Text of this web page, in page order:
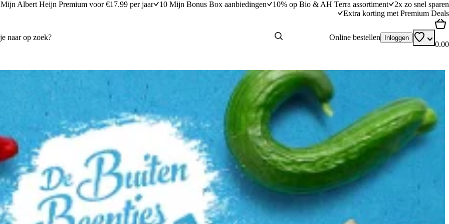
Mijn Albert Heijn Premium voor €17.99 per jaar 10 Mijn Bonus Box aanbiedingen 10% op Bio & AH Terra assortiment
2x zo snel sparen
Extra korting met Premium Deals
Online bestellen Inloggen
0.00